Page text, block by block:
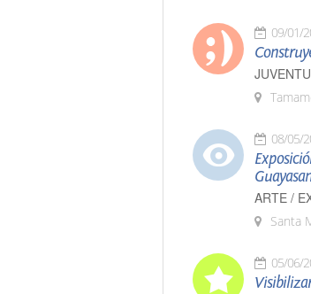
09/01/
08/05/
ARTE /
Santa
05/06/